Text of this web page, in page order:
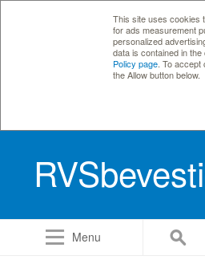
This site uses cookies
for ads measurement
personalized
data is contained in
Policy page . To
the Allow button below.
Menu